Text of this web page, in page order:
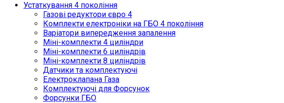
Устаткування 4 покоління
Газові редуктори євро 4
Комплекти електроніки на ГБО 4 покоління
Варіатори випередження запалення
Міні-комплекти 4 циліндри
Міні-комплекти 6 циліндрів
Міні-комплекти 8 циліндрів
Датчики та комплектуючі
Електроклапана Газа
Комплектуючі для Форсунок
Форсунки ГБО